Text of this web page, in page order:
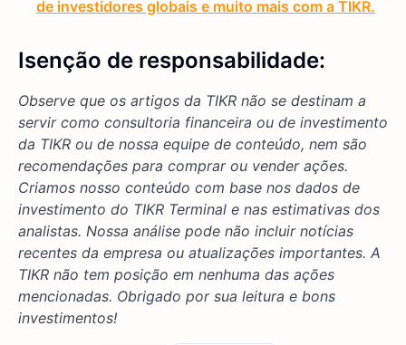
de investidores globais e muito mais com a TIKR.
Isenção de responsabilidade:
Observe que os artigos da TIKR não se destinam a
servir como consultoria financeira ou de investimento
da TIKR ou de nossa equipe de conteúdo, nem são
recomendações para comprar ou vender ações.
Criamos nosso conteúdo com base nos dados de
investimento do TIKR Terminal e nas estimativas dos
analistas. Nossa análise pode não incluir notícias
recentes da empresa ou atualizações importantes. A
TIKR não tem posição em nenhuma das ações
mencionadas. Obrigado por sua leitura e bons
investimentos!